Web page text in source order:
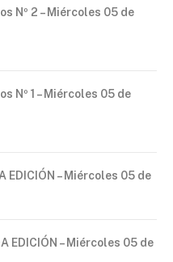
Nº 2 – Miércoles 05 de
Nº 1 – Miércoles 05 de
EDICIÓN – Miércoles 05 de
EDICIÓN – Miércoles 05 de